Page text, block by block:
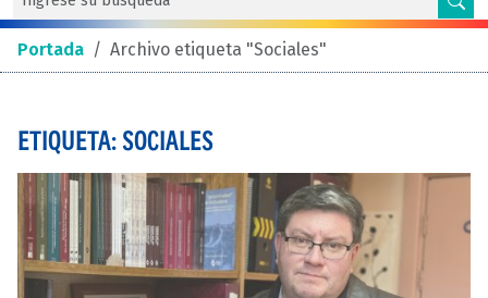
Portada / Archivo etiqueta "Sociales"
ETIQUETA: SOCIALES